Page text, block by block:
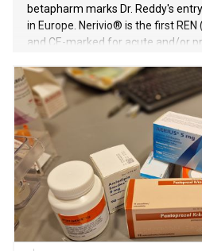
betapharm marks Dr. Reddy's
in Europe. Nerivio® is the first REN
and CE-marked for acute and/or
years). Nerivio® is worn on the
and controlled by a smartphone
and portable. Starting with
the UK, Dr. Reddy's plans to further
Nerivio® in European countries.